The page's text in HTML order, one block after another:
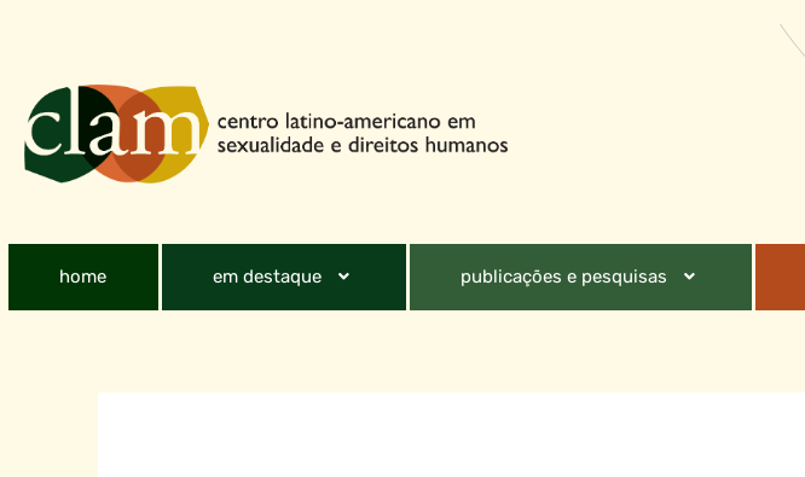
home em destaque publicações e pesquisas